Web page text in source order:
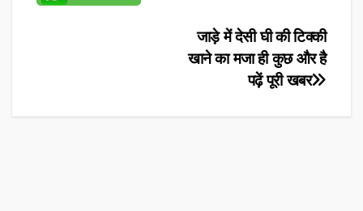
जाड़े में देसी घी की टिक्की
खाने का मजा ही कुछ और है
पढ़ें पूरी खबर